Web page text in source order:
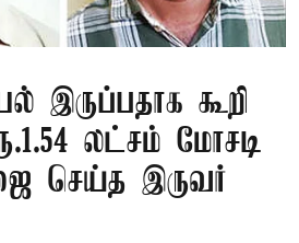
இருப்பதாக கூறி
லட்சம் மோசடி
செய்த இருவர்